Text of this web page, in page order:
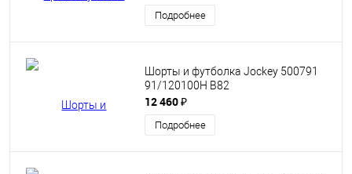
Подробнее
Шорты и футболка Jockey 500791
91/120100H B82
12 460 ₽
Подробнее